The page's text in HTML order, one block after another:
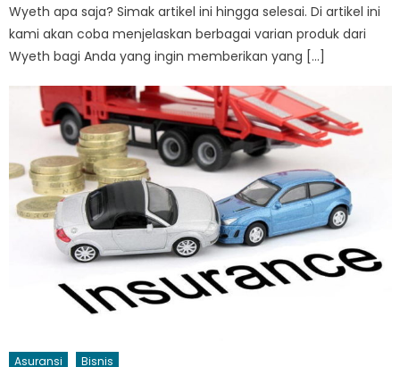
Wyeth apa saja? Simak artikel ini hingga selesai. Di artikel ini
kami akan coba menjelaskan berbagai varian produk dari
Wyeth bagi Anda yang ingin memberikan yang […]
Asuransi Bisnis